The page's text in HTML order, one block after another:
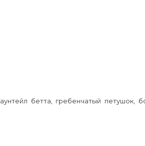
бетта, гребенчатый петушок,